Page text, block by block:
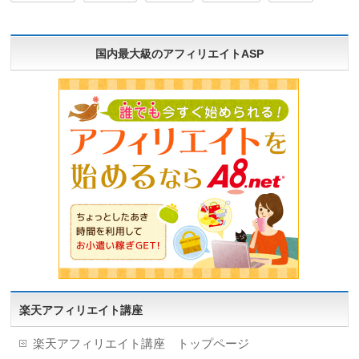
国内最大級のアフィリエイトASP
楽天アフィリエイト講座
楽天アフィリエイト講座 トップページ